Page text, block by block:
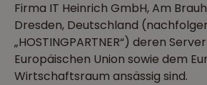
Firma IT Heinrich GmbH, Am
Dresden, Deutschland
„HOSTINGPARTNER“) deren
Europäischen Union sowie dem
Wirtschaftsraum ansässig sind.